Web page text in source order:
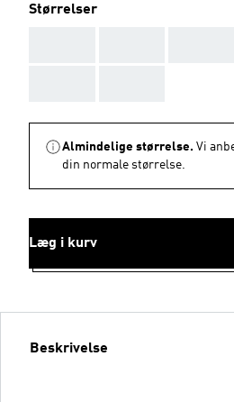
Størrelser
Almindelige størrelse. Vi
din normale størrelse.
Læg i kurv
Beskrivelse